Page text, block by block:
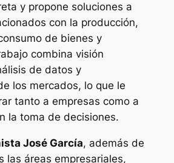
y propone soluciones a
con la producción,
de bienes y
combina visión
de datos y
los mercados, lo que le
tanto a empresas como a
la toma de decisiones.
José García, además de
las áreas empresariales,